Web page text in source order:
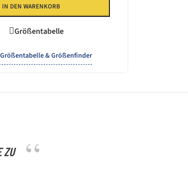
IN DEN WARENKORB
Größentabelle
& Größenfinder
ZU